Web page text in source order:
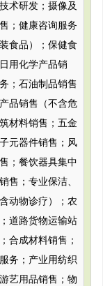
术研发；摄像及
；健康咨询服务
食品）；保健食
用化学产品销
；石油制品销售
品销售（不含危
材料销售；五金
元器件销售；风
；餐饮器具集中
售；专业保洁、
动物诊疗）；农
道路货物运输站
合成材料销售；
务；产业用纺织
艺用品销售；物